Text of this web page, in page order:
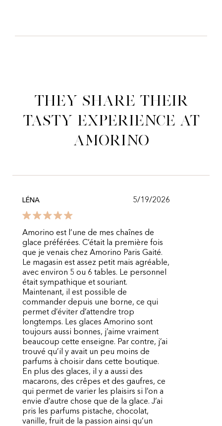
They share their
tasty experience at
Amorino
LÉNA 5/19/2026
Amorino est l’une de mes chaînes de
glace préférées. C’était la première fois
que je venais chez Amorino Paris Gaité.
Le magasin est assez petit mais agréable,
avec environ 5 ou 6 tables. Le personnel
était sympathique et souriant.
Maintenant, il est possible de
commander depuis une borne, ce qui
permet d’éviter d’attendre trop
longtemps. Les glaces Amorino sont
toujours aussi bonnes, j’aime vraiment
beaucoup cette enseigne. Par contre, j’ai
trouvé qu’il y avait un peu moins de
parfums à choisir dans cette boutique.
En plus des glaces, il y a aussi des
macarons, des crêpes et des gaufres, ce
qui permet de varier les plaisirs si l’on a
envie d’autre chose que de la glace. J’ai
pris les parfums pistache, chocolat,
vanille, fruit de la passion ainsi qu’un